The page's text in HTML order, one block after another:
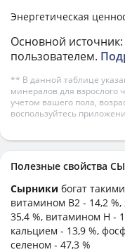
Энергетическая
Основной
пользователем.
** В данной таблице
минералов для взрослого
учетом вашего пола,
воспользуйтесь
Полезные свойства
Сырники богат
витамином B2 - 14,2
35,4 %, витамином H -
кальцием - 13,9 %,
селеном - 47,3 %